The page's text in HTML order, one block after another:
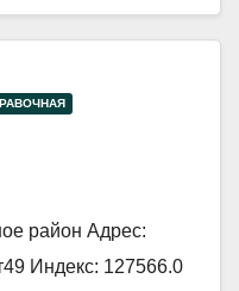
район Адрес:
Индекс: 127566.0